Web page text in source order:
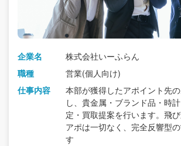
企業名
株式会社いーふらん
職種
営業(個人向け)
仕事内容
本部が獲得したアポイント先
し、貴金属・ブランド品・時
定・買取提案を行います。飛
アポは一切なく、完全反響型
す